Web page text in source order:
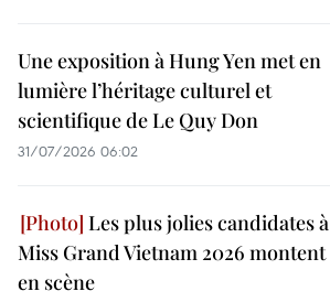
Une exposition à Hung Yen met en
lumière l’héritage culturel et
scientifique de Le Quy Don
31/07/2026 06:02
Les plus jolies candidates à
Miss Grand Vietnam 2026 montent
en scène